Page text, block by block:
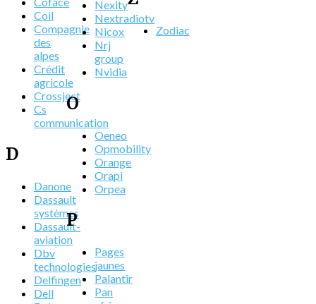
Coil
Compagnie
des
alpes
Crédit
agricole
Crossject
Cs
communication
D
Danone
Dassault
systèmes
Dassault-
aviation
Dbv
technologies
Delfingen
Dell
Nexity
Nextradiotv
Nicox
Nrj
group
Nvidia
O
Oeneo
Opmobility
Orange
Orapi
Orpea
P
Pages
jaunes
Palantir
Pan
Zodiac